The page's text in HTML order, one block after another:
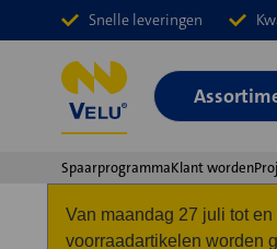
Snelle leveringen
SpaarprogrammaKlant worden
Van maandag 27 juli tot
voorraadartikelen worden